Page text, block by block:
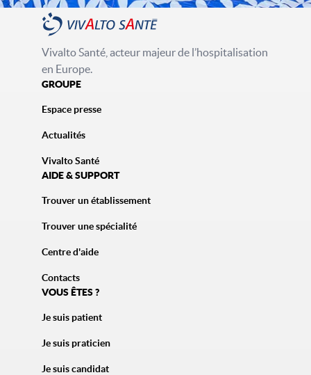
Vivalto Santé, acteur majeur de l’hospitalisation
en Europe.
GROUPE
Espace presse
Actualités
Vivalto Santé
AIDE & SUPPORT
Trouver un établissement
Trouver une spécialité
Centre d'aide
Contacts
VOUS ÊTES ?
Je suis patient
Je suis praticien
Je suis candidat